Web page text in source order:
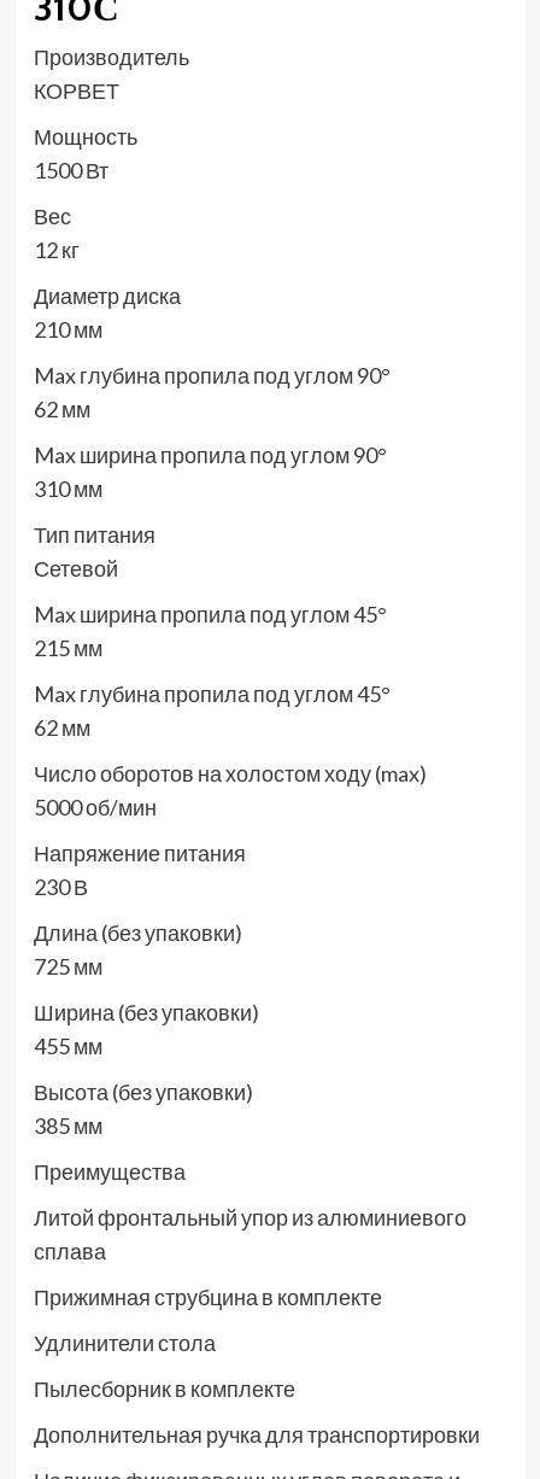
Производитель
КОРВЕТ
Мощность
1500 Вт
Вес
12 кг
Диаметр диска
210 мм
Max глубина пропила под углом 90°
62 мм
Max ширина пропила под углом 90°
310 мм
Тип питания
Сетевой
Max ширина пропила под углом 45°
215 мм
Max глубина пропила под углом 45°
62 мм
Число оборотов на холостом ходу (max)
5000 об/мин
Напряжение питания
230 В
Длина (без упаковки)
725 мм
Ширина (без упаковки)
455 мм
Высота (без упаковки)
385 мм
Преимущества
Литой фронтальный упор из алюминиевого
сплава
Прижимная струбцина в комплекте
Удлинители стола
Пылесборник в комплекте
Дополнительная ручка для транспортировки